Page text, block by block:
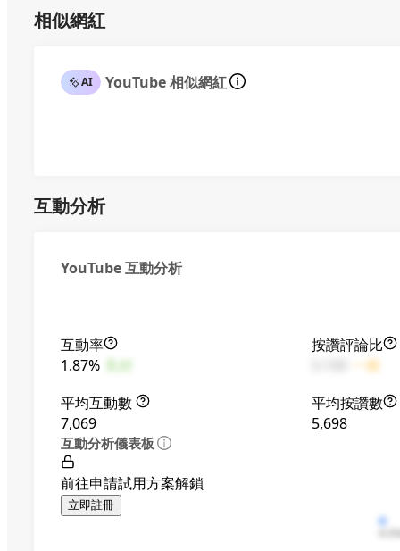
相似網紅
AI YouTube 相似網紅
互動分析
YouTube 互動分析
互動率
1.87% 良好
按讚評論比
一般
平均互動數
7,069
平均按讚數
5,698
互動分析儀表板
前往申請試用方案解鎖
立即註冊